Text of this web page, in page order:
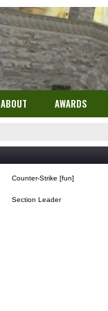
ABOUT AWARDS
Counter-Strike [fun]
Section Leader